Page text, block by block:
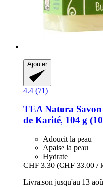
Ajouter
4.4 (71)
TEA Natura
de Karité, 104 g
Adoucit la peau
Apaise la peau
Hydrate
CHF 3.30 (CHF 33.00 /
Livraison jusqu'au 13